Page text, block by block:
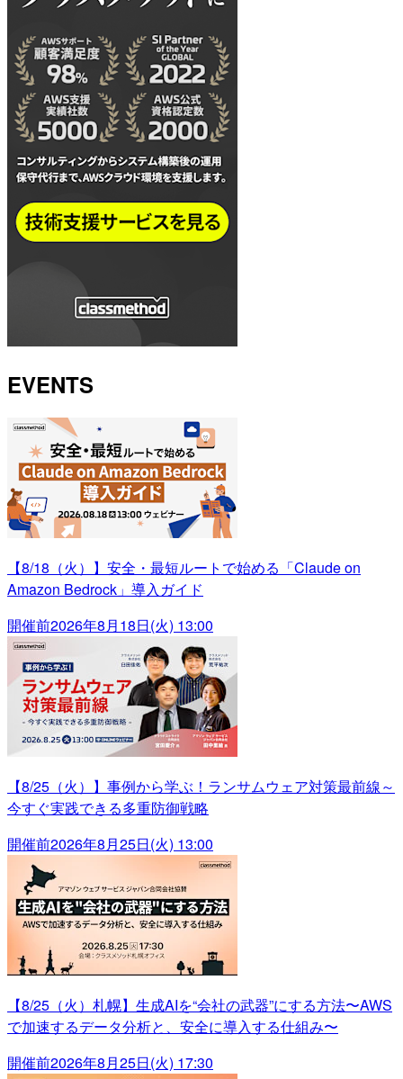
EVENTS
【8/18（火）】安全・最短ルートで始める「Claude on
Amazon Bedrock」導入ガイド
開催前2026年8月18日(火) 13:00
【8/25（火）】事例から学ぶ！ランサムウェア対策最前線～
今すぐ実践できる多重防御戦略
開催前2026年8月25日(火) 13:00
【8/25（火）札幌】生成AIを“会社の武器”にする方法〜AWS
で加速するデータ分析と、安全に導入する仕組み〜
開催前2026年8月25日(火) 17:30